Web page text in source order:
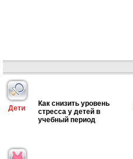
Дети
Как снизить уровень
стресса у детей в
учебный период